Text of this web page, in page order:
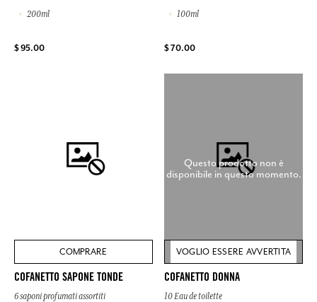
200ml
$ 95.00
100ml
$ 70.00
COMPRARE
COFANETTO SAPONE TONDE
6 saponi profumati assortiti
Questo prodotto non è
disponibile in questo momento.
VOGLIO ESSERE AVVERTITA
COFANETTO DONNA
10 Eau de toilette